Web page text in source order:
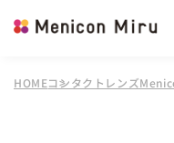
HOMEコンタクトレンズ